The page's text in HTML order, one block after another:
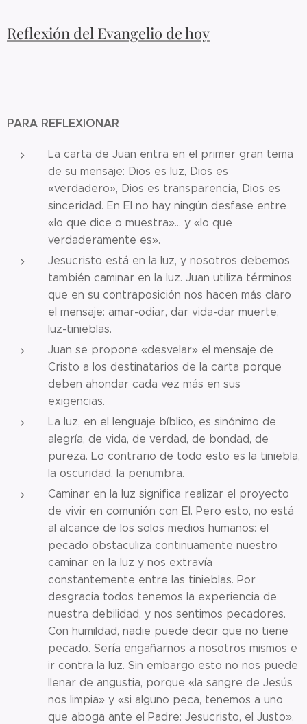
Reflexión del Evangelio de hoy
PARA REFLEXIONAR
La carta de Juan entra en el primer gran tema
de su mensaje: Dios es luz, Dios es
«verdadero», Dios es transparencia, Dios es
sinceridad. En El no hay ningún desfase entre
«lo que dice o muestra»... y «lo que
verdaderamente es».
Jesucristo está en la luz, y nosotros debemos
también caminar en la luz. Juan utiliza términos
que en su contraposición nos hacen más claro
el mensaje: amar-odiar, dar vida-dar muerte,
luz-tinieblas.
Juan se propone «desvelar» el mensaje de
Cristo a los destinatarios de la carta porque
deben ahondar cada vez más en sus
exigencias.
La luz, en el lenguaje bíblico, es sinónimo de
alegría, de vida, de verdad, de bondad, de
pureza. Lo contrario de todo esto es la tiniebla,
la oscuridad, la penumbra.
Caminar en la luz significa realizar el proyecto
de vivir en comunión con El. Pero esto, no está
al alcance de los solos medios humanos: el
pecado obstaculiza continuamente nuestro
caminar en la luz y nos extravía
constantemente entre las tinieblas. Por
desgracia todos tenemos la experiencia de
nuestra debilidad, y nos sentimos pecadores.
Con humildad, nadie puede decir que no tiene
pecado. Sería engañarnos a nosotros mismos e
ir contra la luz. Sin embargo esto no nos puede
llenar de angustia, porque «la sangre de Jesús
nos limpia» y «si alguno peca, tenemos a uno
que aboga ante el Padre: Jesucristo, el Justo».